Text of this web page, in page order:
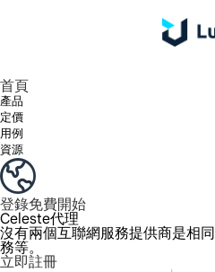
首頁
產品
定價
用例
資源
登錄免費開始
Celeste代理
沒有兩個互聯網服務提供商是相
務等。
立即註冊